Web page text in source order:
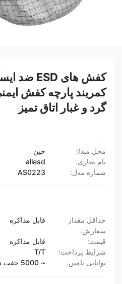
گرد و غبار اتاق تمیز
محل مبدا:
چین
نام تجاری:
allesd
شماره مدل:
AS0223
حداقل مقدار
سفارش:
قابل مذاکره
قیمت:
قابل مذاکره
شرایط پرداخت:
T/T
توانایی تامین:
~ 5000 جفت در ماه